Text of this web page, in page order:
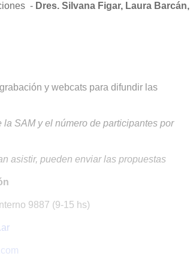
- Dres. Silvana Figar, Laura Barcán,
y webcats para difundir las
SAM y el número de participantes por
asistir, pueden enviar las propuestas
9887 (9-15 hs)